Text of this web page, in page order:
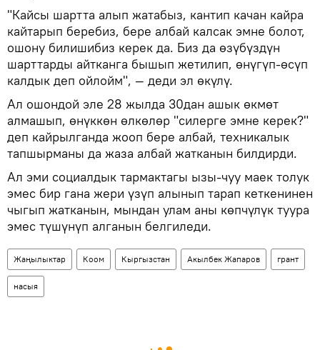
"Кайсы шартта алып жатабыз, кантип качан кайра
кайтарып беребиз, бере албай калсак эмне болот,
ошону билишибиз керек да. Биз да өзүбүздүн
шарттарды айтканга бышып жетилип, өнүгүп-өсүп
калдык деп ойлойм", — деди эл өкүлү.
Ал ошондой эле 28 жылда 30дан ашык өкмөт
алмашып, өнүккөн өлкөлөр "силерге эмне керек?"
деп кайрылганда жооп бере албай, техникалык
тапшырманы да жаза албай жатканын билдирди.
Ал эми социалдык тармактагы ызы-чуу маек толук
эмес бир гана жери үзүп алынып тарап кеткенинен
чыгып жатканын, мындан улам аны көпчүлүк туура
эмес түшүнүп алганын белгиледи.
Жаңылыктар Коом Кыргызстан Акылбек Жапаров грант
насыя